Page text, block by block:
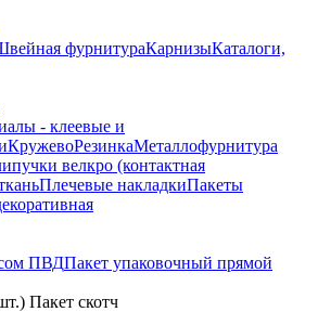
фурнитураКарнизыКаталоги,
- клеевые и
КружевоРезинкаМеталлофурнитура
велкро (контактная
Плечевые накладкиПакеты
ПВДПакет упаковочный прямой
Пакет скотч